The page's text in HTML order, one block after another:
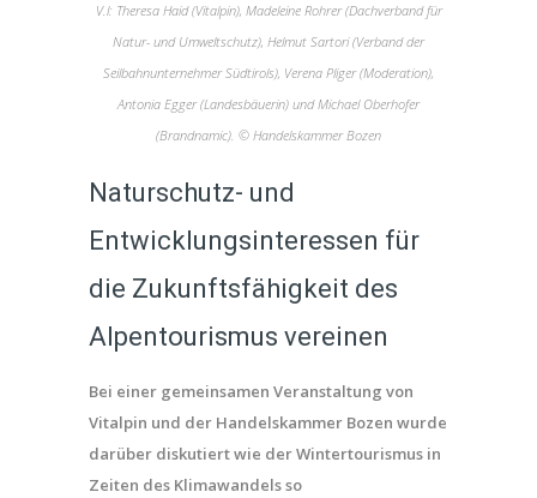
V.l: Theresa Haid (Vitalpin), Madeleine Rohrer (Dachverband für
Natur- und Umweltschutz), Helmut Sartori (Verband der
Seilbahnunternehmer Südtirols), Verena Pliger (Moderation),
Antonia Egger (Landesbäuerin) und Michael Oberhofer
(Brandnamic). © Handelskammer Bozen
Naturschutz- und
Entwicklungsinteressen für
die Zukunftsfähigkeit des
Alpentourismus vereinen
Bei einer gemeinsamen Veranstaltung von
Vitalpin und der Handelskammer Bozen wurde
darüber diskutiert wie der Wintertourismus in
Zeiten des Klimawandels so